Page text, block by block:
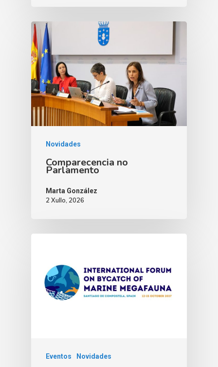
Novidades
Comparecencia no
Parlamento
Marta González
2 Xullo, 2026
Eventos Novidades